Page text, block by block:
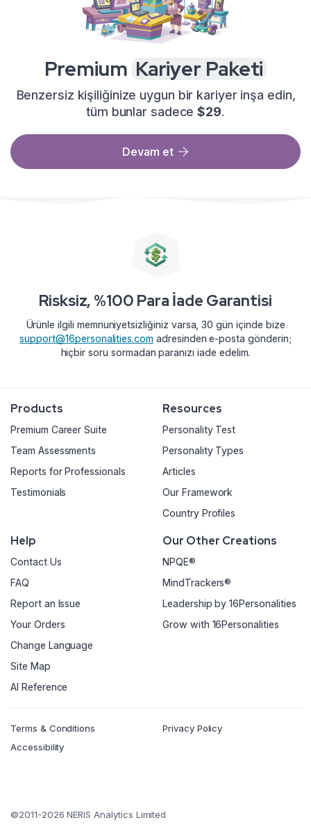
Premium Kariyer Paketi
Benzersiz kişiliğinize uygun bir kariyer inşa edin,
tüm bunlar sadece$29.
Devam et
Risksiz, %100 Para İade Garantisi
Ürünle ilgili memnuniyetsizliğiniz varsa, 30 gün içinde bize
support@16personalities.com adresinden e-posta gönderin;
hiçbir soru sormadan paranızı iade edelim.
Products
Premium Career Suite
Team Assessments
Reports for Professionals
Testimonials
Resources
Personality Test
Personality Types
Articles
Our Framework
Country Profiles
Help
Contact Us
FAQ
Report an Issue
Your Orders
Change Language
Site Map
AI Reference
Our Other Creations
NPQE®
MindTrackers®
Leadership by 16Personalities
Grow with 16Personalities
Terms & Conditions
Privacy Policy
Accessibility
©2011-2026 NERIS Analytics Limited